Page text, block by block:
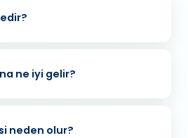
ne iyi gelir?
neden olur?